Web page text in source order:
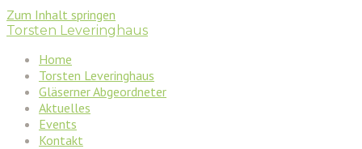
Zum Inhalt springen
Torsten Leveringhaus
Home
Torsten Leveringhaus
Gläserner Abgeordneter
Aktuelles
Events
Kontakt